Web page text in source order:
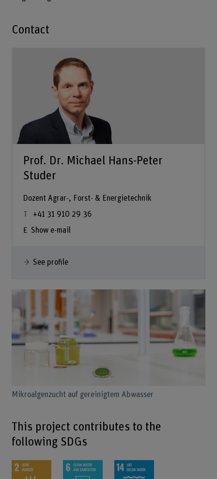
Contact
Prof. Dr. Michael Hans-Peter
Studer
Dozent Agrar-, Forst- & Energietechnik
+41 31 910 29 36
Show e-mail
See profile
Mikroalgenzucht auf gereinigtem Abwasser
This project contributes to the
following SDGs